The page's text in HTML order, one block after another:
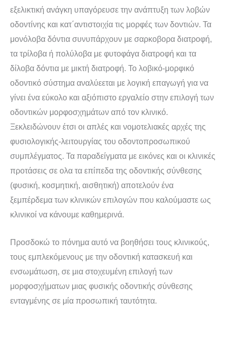
εξελικτική ανάγκη υπαγόρευσε την ανάπτυξη των λοβών
οδοντίνης και κατ΄αντιστοιχία τις μορφές των δοντιών. Τα
μονόλοβα δόντια συνυπάρχουν με σαρκοβορα διατροφή,
τα τρίλοβα ή πολύλοβα με φυτοφάγα διατροφή και τα
δίλοβα δόντια με μικτή διατροφή. Το λοβικό-μορφικό
οδοντικό σύστημα αναλύεεται με λογική επαγωγή για να
γίνει ένα εύκολο και αξιόπιστο εργαλείο στην επιλογή των
οδοντικών μορφοσχημάτων από τον κλινικό.
Ξεκλειδώνουν έτσι οι απλές και νομοτελιακές αρχές της
φυσιολογικής-λειτουργίας του οδοντοπροσωπικού
συμπλέγματος. Τα παραδείγματα με εικόνες και οι κλινικές
προτάσεις σε ολα τα επίπεδα της οδοντικής σύνθεσης
(φυσική, κοσμητική, αισθητική) αποτελούν ένα
ξεμπέρδεμα των κλινικών επιλογών που καλούμαστε ως
κλινικοί να κάνουμε καθημερινά.
Προσδοκώ το πόνημα αυτό να βοηθήσει τους κλινικούς,
τους εμπλεκόμενους με την οδοντική κατασκευή και
ενσωμάτωση, σε μια στοχευμένη επιλογή των
μορφοσχήματων μιας φυσικής οδοντικής σύνθεσης
ενταγμένης σε μία προσωπική ταυτότητα.